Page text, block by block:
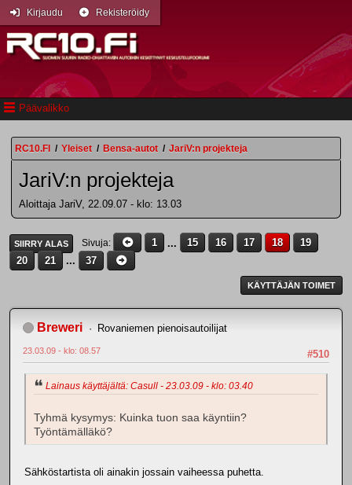
Päävalikko
Kirjaudu Rekisteröidy
RC10.FI / Yleiset / Bensa-autot / JariV:n projekteja
JariV:n projekteja
Aloittaja JariV, 22.09.07 - klo: 13.03
SIIRRY ALAS Sivuja 1 ... 15 16 17 18
19
20
21 ... 37
KÄYTTÄJÄN TOIMET
Breweri Rovaniemen pienoisautoilijat
#510
23.03.09 - klo: 08.57
Lainaus käyttäjältä: Casull - 23.03.09 - klo: 03.40
Tyhmä kysymys: Kuinka tuon saa käyntiin?
Työntämälläkö?
Sähköstartista oli ainakin jossain vaiheessa puhetta.